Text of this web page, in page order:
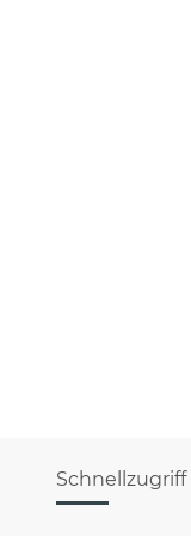
Schnellzugriff